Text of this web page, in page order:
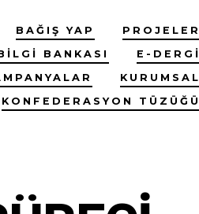
BAĞIŞ YAP
PROJELER
BANKASI
E-DERGI
KURUMSAL
KONFEDERASYON TÜZÜĞÜ